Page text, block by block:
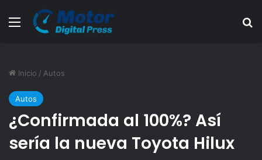
Menú
Inicio / Autos
Autos
¿Confirmada al 100%? Así
sería la nueva Toyota Hilux